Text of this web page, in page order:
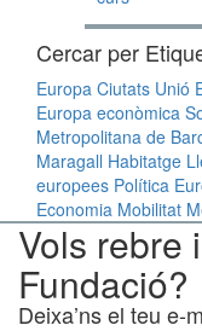
Cercar per
Europa Ciutats Unió
Europa econòmica
Metropolitana de
Maragall Habitatge
europees Política
Economia Mobilitat
Vols rebre
Fundació?
Deixa’ns el teu e-